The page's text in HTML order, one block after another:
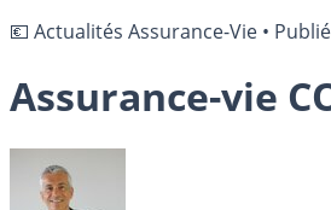
💶 Actualités Assurance-Vie •
Assurance-vie